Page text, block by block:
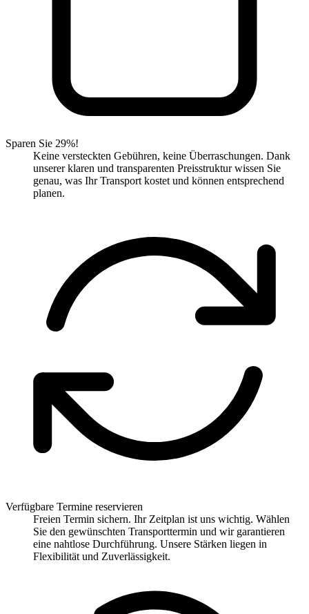
Sparen Sie 29%!
Keine versteckten Gebühren, keine Überraschungen. Dank
unserer klaren und transparenten Preisstruktur wissen Sie
genau, was Ihr Transport kostet und können entsprechend
planen.
Verfügbare Termine reservieren
Freien Termin sichern. Ihr Zeitplan ist uns wichtig. Wählen
Sie den gewünschten Transporttermin und wir garantieren
eine nahtlose Durchführung. Unsere Stärken liegen in
Flexibilität und Zuverlässigkeit.